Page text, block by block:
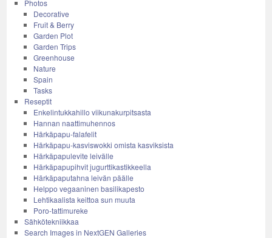
Photos
Decorative
Fruit & Berry
Garden Plot
Garden Trips
Greenhouse
Nature
Spain
Tasks
Reseptit
Enkelintukkahillo viikunakurpitsasta
Hannan naattimuhennos
Härkäpapu-falafelit
Härkäpapu-kasviswokki omista kasviksista
Härkäpapulevite leivälle
Härkäpapupihvit jugurttikastikkeella
Härkäpaputahna leivän päälle
Helppo vegaaninen basilikapesto
Lehtikaalista keittoa sun muuta
Poro-tattimureke
Sähkötekniikkaa
Search Images in NextGEN Galleries